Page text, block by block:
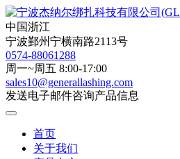
中国浙江
宁波鄞州宁横南路2113号
0574-88061288
周一~周五 8:00-17:00
sales10@generallashing.com
发送电子邮件咨询产品信息
首页
关于我们